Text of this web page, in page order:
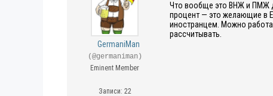
GermaniMan
(@germaniman)
Eminent Member
Записи: 22
Что вообще это ВНЖ и ПМЖ
процент — это желающие в
иностранцем. Можно
рассчитывать.